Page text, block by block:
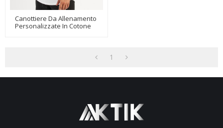
Canottiere Da Allenamento
Personalizzate In Cotone
1